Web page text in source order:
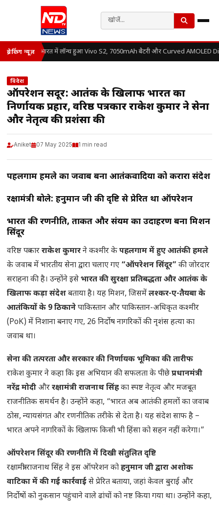
ब्रेकिंग न्यूज़ भारत में लॉन्च हुआ Vivo S2, 7050mAh बैटरी और Curved AMOLED
विदेश
ऑपरेशन सिंदूर: आतंक के खिलाफ भारत का
निर्णायक प्रहार, वरिष्ठ पत्रकार राकेश कुमार ने सेना
और नेतृत्व की प्रशंसा की
Aniket 07 May 2025 1 min read
पहलगाम हमले का जवाब बना आतंकवादियों को करारा संदेश
रक्षामंत्री बोले: हनुमान जी की दृष्टि से प्रेरित था ऑपरेशन
भारत की रणनीति, ताकत और संयम का उदाहरण बना मिशन
सिंदूर
वरिष्ठ पत्रकारराकेश कुमारने कश्मीर केपहलगाम में हुए आतंकी हमले
के जवाब में भारतीय सेना द्वारा चलाए गए “ऑपरेशन सिंदूर” की जोरदार
सराहना की है। उन्होंने इसेभारत की सुरक्षा प्रतिबद्धता और आतंक के
खिलाफ कड़ा संदेशबताया है। यह मिशन, जिसमेंलश्कर-ए-तैयबा के
आतंकियों के 9 ठिकानेपाकिस्तान और पाकिस्तान-अधिकृत कश्मीर
(PoK) में निशाना बनाए गए, 26 निर्दोष नागरिकों की नृशंस हत्या का
जवाब था।
सेना की तत्परता और सरकार की निर्णायक भूमिका की तारीफ
राकेश कुमार ने कहा कि इस अभियान की सफलता के पीछेप्रधानमंत्री
नरेंद्र मोदी औररक्षामंत्री राजनाथ सिंहका स्पष्ट नेतृत्व और मजबूत
राजनीतिक समर्थन है। उन्होंने कहा, “भारत अब आतंकी हमलों का जवाब
ठोस, न्यायसंगत और रणनीतिक तरीके से देता है। यह संदेश साफ है –
भारत अपने नागरिकों के खिलाफ किसी भी हिंसा को सहन नहीं करेगा।”
ऑपरेशन सिंदूर की रणनीति में दिखी संतुलित दृष्टि
रक्षामंत्री राजनाथ सिंह ने इस ऑपरेशन कोहनुमान जी द्वारा अशोक
वाटिका में की गई कार्रवाईसे प्रेरित बताया, जहां केवल बुराई और
निर्दोषों को नुकसान पहुंचाने वाले ढांचों को नष्ट किया गया था। उन्होंने कहा,